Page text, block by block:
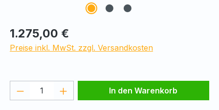
Regulärer Preis:
1.275,00 €
Preise inkl. MwSt. zzgl. Versandkosten
Produkt Anzahl: Gib denIn den Warenkorb